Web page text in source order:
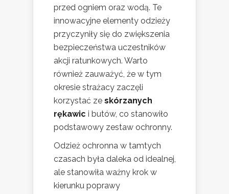
przed ogniem oraz wodą. Te
innowacyjne elementy odzieży
przyczyniły się do zwiększenia
bezpieczeństwa uczestników
akcji ratunkowych. Warto
również zauważyć, że w tym
okresie strażacy zaczęli
korzystać ze skórzanych
rękawic i butów, co stanowiło
podstawowy zestaw ochronny.
Odzież ochronna w tamtych
czasach była daleka od idealnej,
ale stanowiła ważny krok w
kierunku poprawy